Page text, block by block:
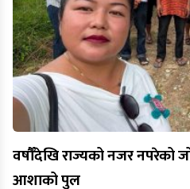
वर्षौँदेखि राज्यको नजर नपरेको
आशाको पुल